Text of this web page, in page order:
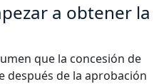
a obtener la
que la concesión de
después de la aprobación